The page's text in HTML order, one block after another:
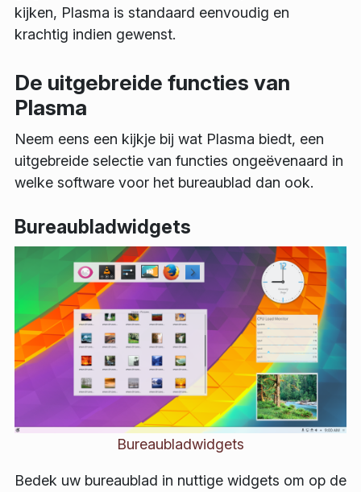
kijken, Plasma is standaard eenvoudig en
krachtig indien gewenst.
De uitgebreide functies van
Plasma
Neem eens een kijkje bij wat Plasma biedt, een
uitgebreide selectie van functies ongeëvenaard in
welke software voor het bureaublad dan ook.
Bureaubladwidgets
Bureaubladwidgets
Bedek uw bureaublad in nuttige widgets om op de